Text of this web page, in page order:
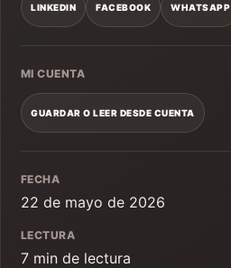
LINKEDIN FACEBOOK WHATSAPP
MI CUENTA
GUARDAR O LEER DESDE CUENTA
FECHA
22 de mayo de 2026
LECTURA
7 min de lectura